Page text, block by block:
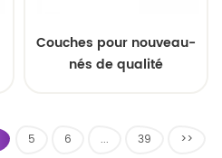
Couches pour nouveau-
nés de qualité
5 6 ... 39 >>